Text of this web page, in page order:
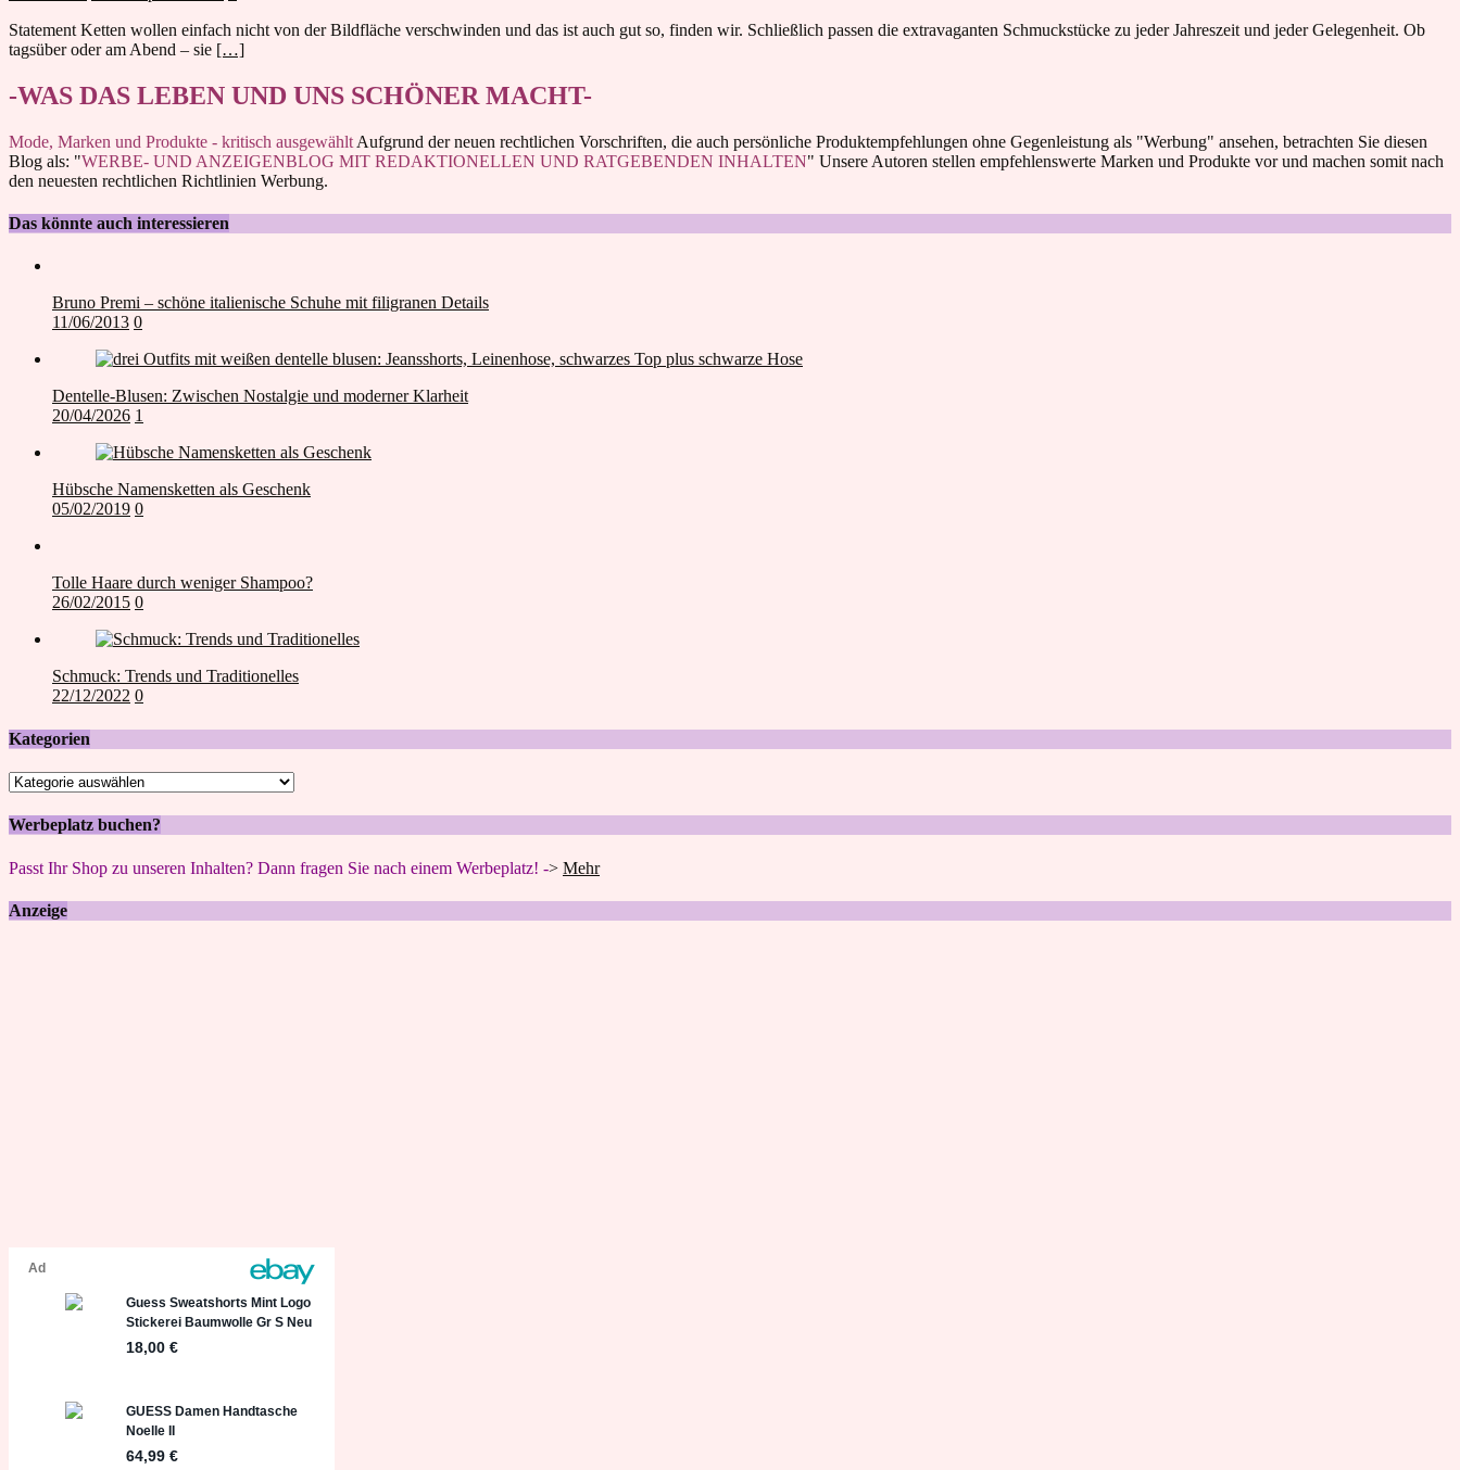
Statement Ketten wollen einfach nicht von der Bildfläche verschwinden und das ist auch gut so, finden wir. Schließlich passen die extravaganten Schmuckstücke zu jeder Jahreszeit und jeder Gelegenheit. Ob
tagsüber oder am Abend – sie […]
-WAS DAS LEBEN UND UNS SCHÖNER MACHT-
Mode, Marken und Produkte - kritisch ausgewählt Aufgrund der neuen rechtlichen Vorschriften, die auch persönliche Produktempfehlungen ohne Gegenleistung als "Werbung" ansehen, betrachten Sie diesen
Blog als: "WERBE- UND ANZEIGENBLOG MIT REDAKTIONELLEN UND RATGEBENDEN INHALTEN" Unsere Autoren stellen empfehlenswerte Marken und Produkte vor und machen somit nach
den neuesten rechtlichen Richtlinien Werbung.
Das könnte auch interessieren
Bruno Premi – schöne italienische Schuhe mit filigranen Details
11/06/2013 0
Dentelle-Blusen: Zwischen Nostalgie und moderner Klarheit
20/04/2026 1
Hübsche Namensketten als Geschenk
05/02/2019 0
Tolle Haare durch weniger Shampoo?
26/02/2015 0
Schmuck: Trends und Traditionelles
22/12/2022 0
Kategorien
Kategorien
Werbeplatz buchen?
Passt Ihr Shop zu unseren Inhalten? Dann fragen Sie nach einem Werbeplatz! -> Mehr
Anzeige